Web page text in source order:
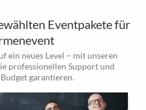
Eventpakete für
ein neues Level – mit unseren
professionellen Support und
garantieren.